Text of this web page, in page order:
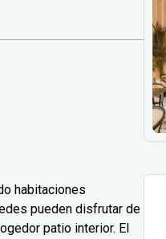
habitaciones
pueden disfrutar de
patio interior. El